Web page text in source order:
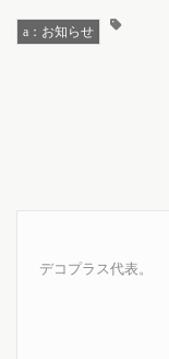
a：お知らせ
デコプラス代表。